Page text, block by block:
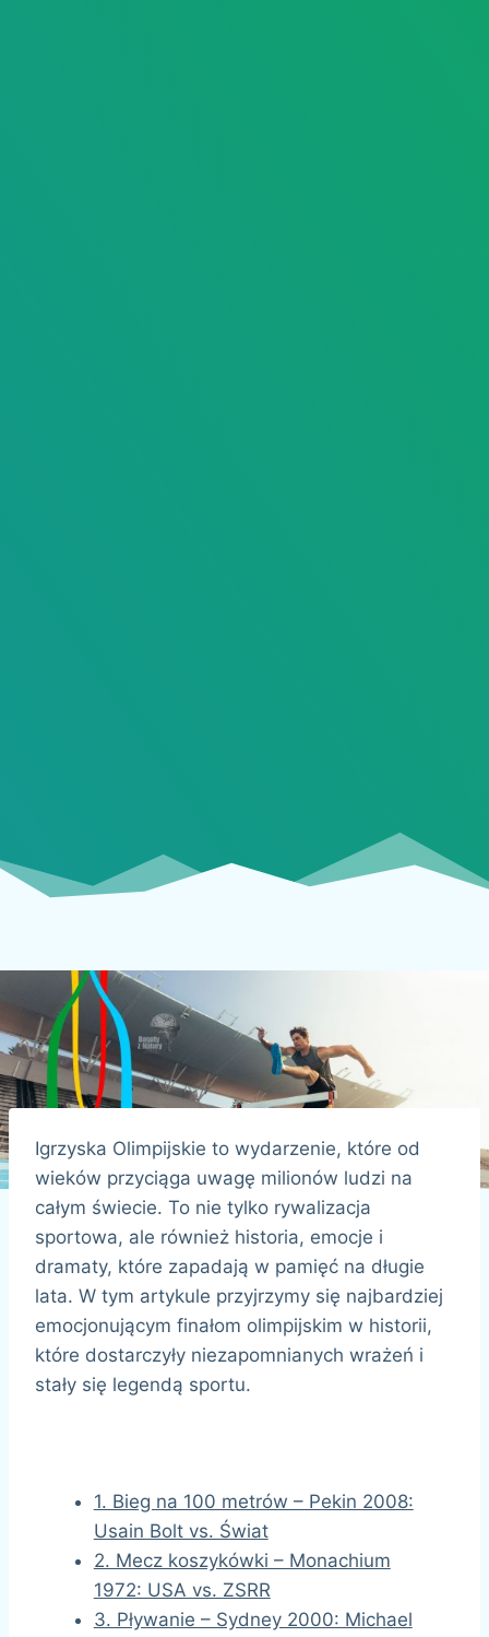
Igrzyska Olimpijskie to wydarzenie, które od
wieków przyciąga uwagę milionów ludzi na
całym świecie. To nie tylko rywalizacja
sportowa, ale również historia, emocje i
dramaty, które zapadają w pamięć na długie
lata. W tym artykule przyjrzymy się najbardziej
emocjonującym finałom olimpijskim w historii,
które dostarczyły niezapomnianych wrażeń i
stały się legendą sportu.
1. Bieg na 100 metrów – Pekin 2008:
Usain Bolt vs. Świat
2. Mecz koszykówki – Monachium
1972: USA vs. ZSRR
3. Pływanie – Sydney 2000: Michael